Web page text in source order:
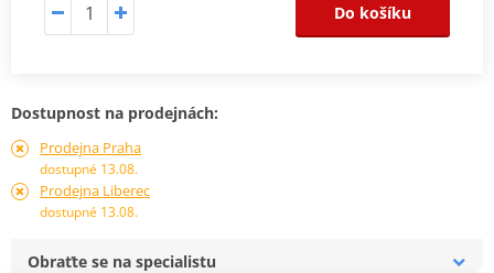
Do košíku
Dostupnost na prodejnách:
Prodejna Praha
dostupné 13.08.
Prodejna Liberec
dostupné 13.08.
Obraťte se na specialistu